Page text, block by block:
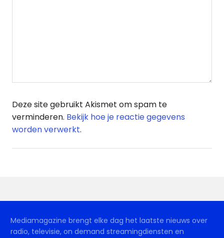
Deze site gebruikt Akismet om spam te
verminderen. Bekijk hoe je reactie gegevens
worden verwerkt.
Mediamagazine brengt elke dag het laatste nieuws over
radio, televisie, on demand streamingdiensten en